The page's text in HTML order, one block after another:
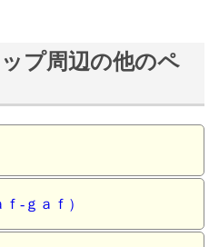
プ周辺の他のペ
‐ｇａｆ）